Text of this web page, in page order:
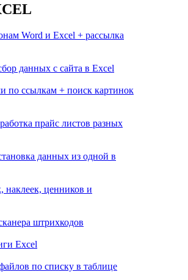
Word и Excel + рассылка
данных с сайта в Excel
по ссылкам + поиск картинок
прайс листов разных
данных из одной в
наклеек, ценников и
штрихкодов
Excel
по списку в таблице